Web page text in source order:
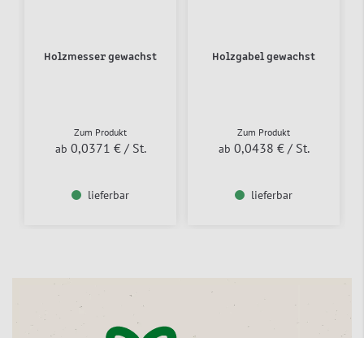
Holzmesser gewachst
Zum Produkt
ab 0,0371 € / St.
lieferbar
Holzgabel gewachst
Zum Produkt
ab 0,0438 € / St.
lieferbar